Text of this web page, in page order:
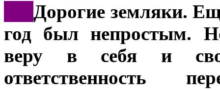
Дорогие земляки.
год был непростым.
веру в себя и
ответственность